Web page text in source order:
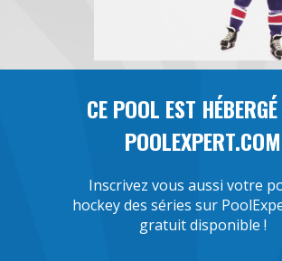
CE POOL EST
POOLEXPERT.COM
Inscrivez vous aussi votre
hockey des séries sur
gratuit disponible !